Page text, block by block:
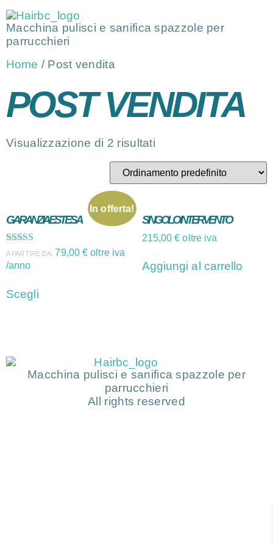
Macchina pulisci e sanifica spazzole per
parrucchieri
Home / Post vendita
POST VENDITA
Visualizzazione di 2 risultati
In offerta!
GARANZIA ESTESA
Valutato
5.00
su 5
A PARTIRE DA: 79,00€ oltre iva
/anno
Scegli
SINGOLO INTERVENTO
215,00€ oltre iva
Aggiungi al carrello
Macchina pulisci e sanifica spazzole per
parrucchieri
All rights reserved